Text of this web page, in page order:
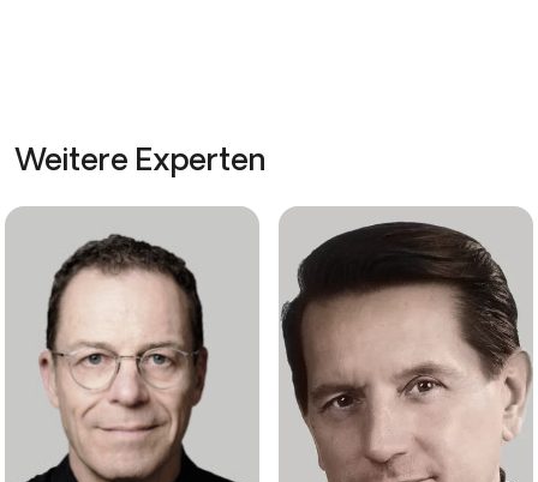
Weitere Experten
Gunnar Bellstedt Gilles Brenner